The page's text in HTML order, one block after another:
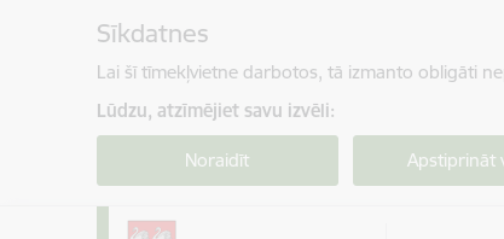
Sīkdatnes
Lai šī tīmekļvietne darbotos, tā izmanto obligāti
Lūdzu, atzīmējiet savu izvēli:
Noraidīt Apstiprināt